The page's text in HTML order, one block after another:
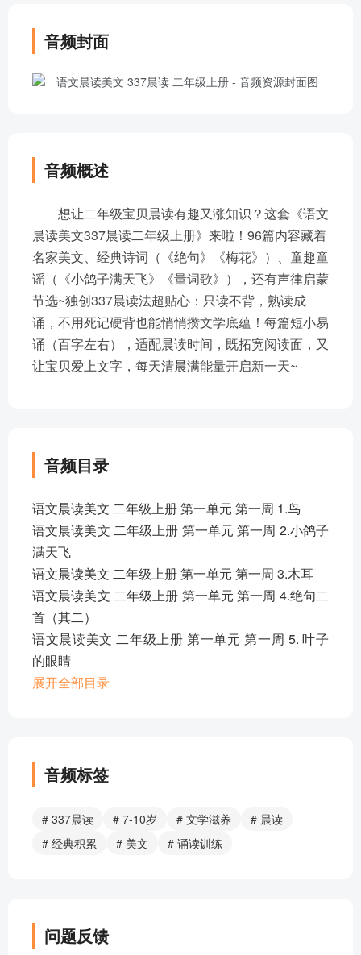
音频封面
音频概述
想让二年级宝贝晨读有趣又涨知识？这套《语文
晨读美文337晨读二年级上册》来啦！96篇内容藏着
名家美文、经典诗词（《绝句》《梅花》）、童趣童
谣（《小鸽子满天飞》《量词歌》），还有声律启蒙
节选~独创337晨读法超贴心：只读不背，熟读成
诵，不用死记硬背也能悄悄攒文学底蕴！每篇短小易
诵（百字左右），适配晨读时间，既拓宽阅读面，又
让宝贝爱上文字，每天清晨满能量开启新一天~
音频目录
语文晨读美文 二年级上册 第一单元 第一周 1.鸟
语文晨读美文 二年级上册 第一单元 第一周 2.小鸽子
满天飞
语文晨读美文 二年级上册 第一单元 第一周 3.木耳
语文晨读美文 二年级上册 第一单元 第一周 4.绝句二
首（其二）
语文晨读美文 二年级上册 第一单元 第一周 5. 叶子
的眼睛
语文晨读美文 二年级上册 第一单元 第一周 6.水娃娃
语文晨读美文 二年级上册 第一单元 第二周 3.蜻蜓
语文晨读美文 二年级上册 第一单元 第二周 4.声律启
蒙（节选）
语文晨读美文 二年级上册 第一单元 第二周 5.梅花
年级诵读 二年级上册 第二单元 第三周 2.击壤歌
年级诵读 二年级上册 第二单元 第三周 3.几种树
展开全部目录
音频标签
# 337晨读 # 7-10岁 # 文学滋养
# 晨读
# 经典积累
# 美文 # 诵读训练
问题反馈